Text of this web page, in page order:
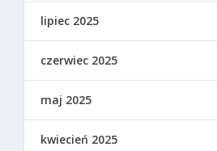
lipiec 2025
czerwiec 2025
maj 2025
kwiecień 2025